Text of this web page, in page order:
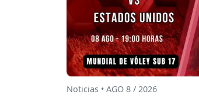
Noticias • AGO 8 / 2026